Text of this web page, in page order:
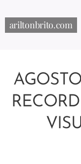
ariltonbrito.com